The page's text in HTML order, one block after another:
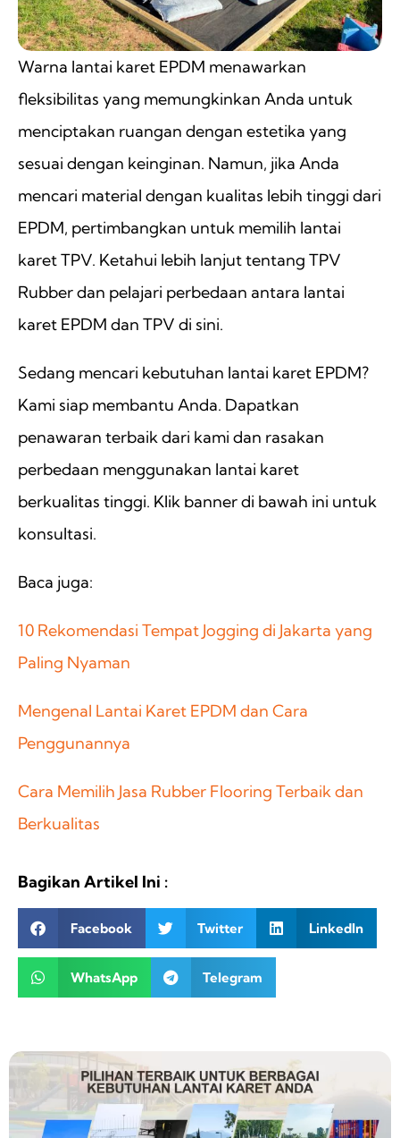
Warna lantai karet EPDM menawarkan
fleksibilitas yang memungkinkan Anda untuk
menciptakan ruangan dengan estetika yang
sesuai dengan keinginan. Namun, jika Anda
mencari material dengan kualitas lebih tinggi dari
EPDM, pertimbangkan untuk memilih lantai
karet TPV. Ketahui lebih lanjut tentang TPV
Rubber dan pelajari perbedaan antara lantai
karet EPDM dan TPV di sini.
Sedang mencari kebutuhan lantai karet EPDM?
Kami siap membantu Anda. Dapatkan
penawaran terbaik dari kami dan rasakan
perbedaan menggunakan lantai karet
berkualitas tinggi. Klik banner di bawah ini untuk
konsultasi.
Baca juga:
10 Rekomendasi Tempat Jogging di Jakarta yang
Paling Nyaman
Mengenal Lantai Karet EPDM dan Cara
Penggunannya
Cara Memilih Jasa Rubber Flooring Terbaik dan
Berkualitas
Bagikan Artikel Ini :
Facebook Twitter LinkedIn
WhatsApp Telegram